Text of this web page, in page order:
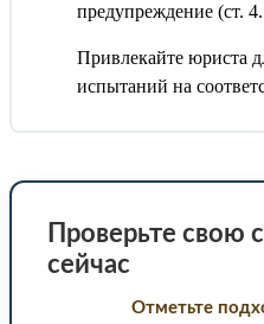
предупреждение (ст.
Привлекайте юриста
испытаний на
Проверьте свою
сейчас
Отметьте